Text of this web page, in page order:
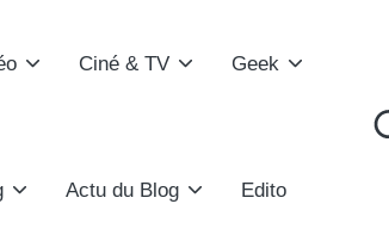
Ciné & TV Geek
Actu du Blog Edito